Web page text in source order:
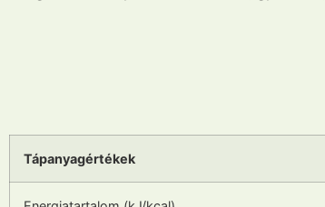
Tápanyagértékek